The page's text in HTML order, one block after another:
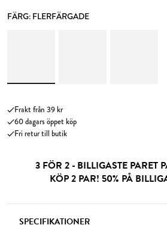
FÄRG: FLERFÄRGADE
Frakt från 39 kr
60 dagars öppet köp
Fri retur till butik
3 FÖR 2 - BILLIGASTE PARET
KÖP 2 PAR! 50% PÅ
SPECIFIKATIONER